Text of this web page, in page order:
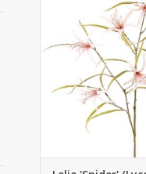
(spinlelie) vertakt,
& 24 blaadjes,